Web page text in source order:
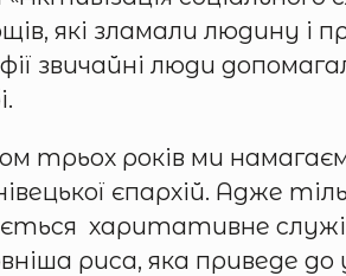
які зламали людину і
звичайні люди
трьох років ми
єпархій. Адже
харитативне
риса, яка приведе